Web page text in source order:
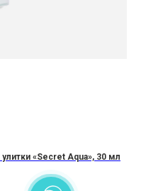
«Secret Aqua», 30 мл